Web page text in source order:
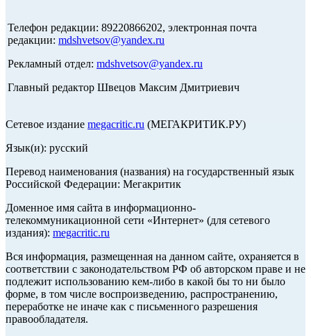
Телефон редакции: 89220866202, электронная почта
редакции: mdshvetsov@yandex.ru
Рекламный отдел: mdshvetsov@yandex.ru
Главный редактор Швецов Максим Дмитриевич
Сетевое издание megacritic.ru (МЕГАКРИТИК.РУ)
Язык(и): русский
Перевод наименования (названия) на государственный язык
Российской Федерации: Мегакритик
Доменное имя сайта в информационно-
телекоммуникационной сети «Интернет» (для сетевого
издания): megacritic.ru
Вся информация, размещенная на данном сайте, охраняется в
соответствии с законодательством РФ об авторском праве и не
подлежит использованию кем-либо в какой бы то ни было
форме, в том числе воспроизведению, распространению,
переработке не иначе как с письменного разрешения
правообладателя.